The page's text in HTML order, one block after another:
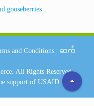
gooseberries
arrow_drop_up
and Conditions
ဆက်
All Rights Reserved.
support of USAID.